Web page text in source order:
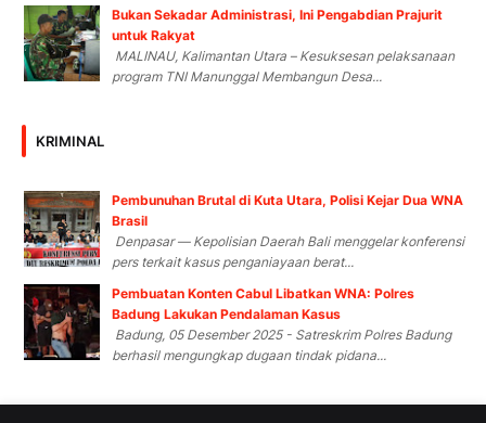
Bukan Sekadar Administrasi, Ini Pengabdian Prajurit
untuk Rakyat
MALINAU, Kalimantan Utara – Kesuksesan pelaksanaan
program TNI Manunggal Membangun Desa...
KRIMINAL
Pembunuhan Brutal di Kuta Utara, Polisi Kejar Dua WNA
Brasil
Denpasar — Kepolisian Daerah Bali menggelar konferensi
pers terkait kasus penganiayaan berat...
Pembuatan Konten Cabul Libatkan WNA: Polres
Badung Lakukan Pendalaman Kasus
Badung, 05 Desember 2025 - Satreskrim Polres Badung
berhasil mengungkap dugaan tindak pidana...